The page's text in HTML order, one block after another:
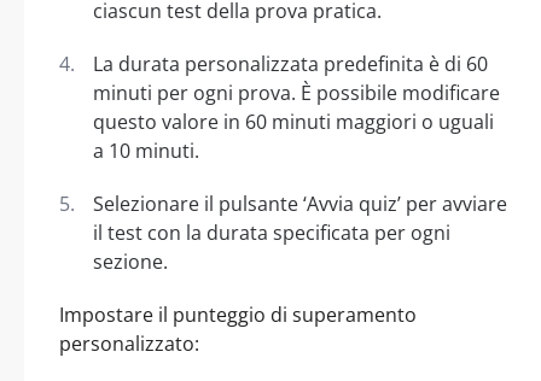
ciascun test della prova pratica.
La durata personalizzata predefinita è di 60
minuti per ogni prova. È possibile modificare
questo valore in 60 minuti maggiori o uguali
a 10 minuti.
Selezionare il pulsante ‘Avvia quiz’ per avviare
il test con la durata specificata per ogni
sezione.
Impostare il punteggio di superamento
personalizzato: